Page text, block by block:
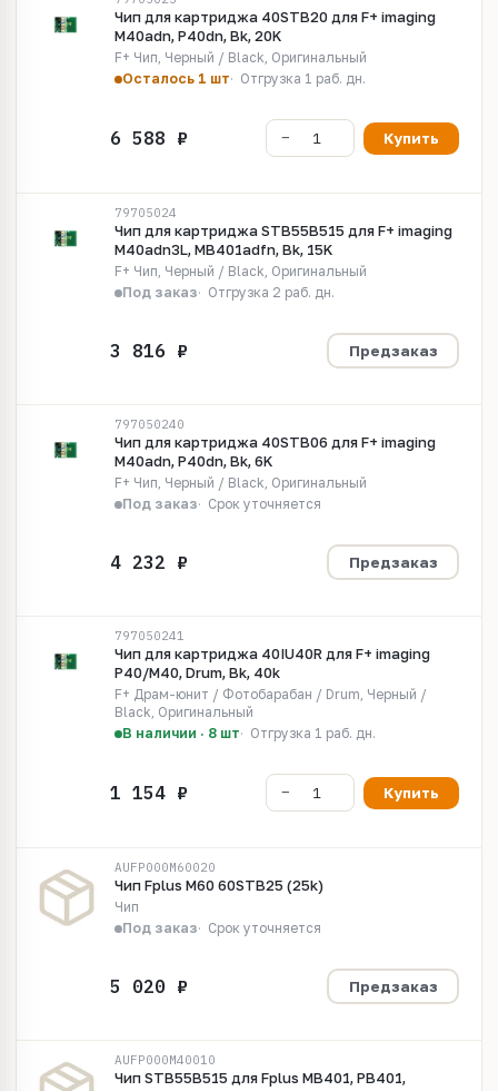
Чип для картриджа 40STB20 для F+ imaging
M40adn, P40dn, Bk, 20K
F+ Чип, Черный / Black, Оригинальный
Осталось 1 шт
Отгрузка 1 раб. дн.
Купить
79705024
Чип для картриджа STB55B515 для F+ imaging
M40adn3L, MB401adfn, Bk, 15K
F+ Чип, Черный / Black, Оригинальный
Под заказ
Отгрузка 2 раб. дн.
Предзаказ
797050240
Чип для картриджа 40STB06 для F+ imaging
M40adn, P40dn, Bk, 6K
F+ Чип, Черный / Black, Оригинальный
Под заказ
Срок уточняется
Предзаказ
797050241
Чип для картриджа 40IU40R для F+ imaging
P40/M40, Drum, Bk, 40k
F+ Драм-юнит / Фотобарабан / Drum, Черный /
Black, Оригинальный
В наличии · 8 шт
Отгрузка 1 раб. дн.
Купить
AUFP000M60020
Чип Fplus M60 60STB25 (25k)
Чип
Под заказ
Срок уточняется
Предзаказ
AUFP000M40010
Чип STB55B515 для Fplus MB401, PB401,